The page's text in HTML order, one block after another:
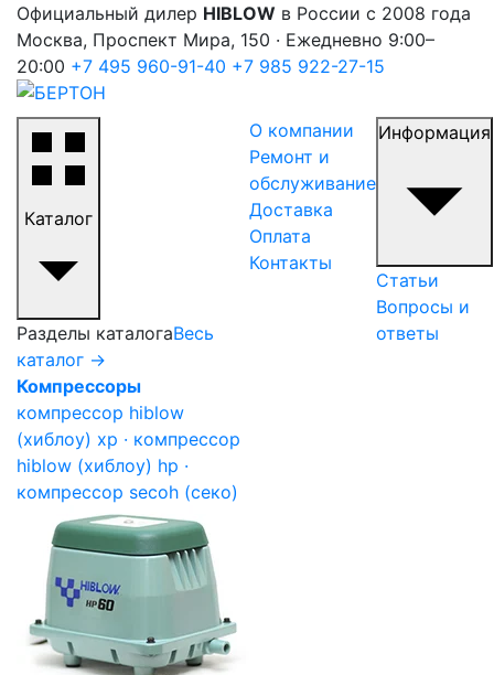
Официальный дилер HIBLOW в России с 2008 года
Москва, Проспект Мира, 150 · Ежедневно 9:00–
20:00 +7 495 960-91-40 +7 985 922-27-15
Каталог
Разделы каталогаВесь
каталог →
Компрессоры
компрессор hiblow
(хиблоу) xp · компрессор
hiblow (хиблоу) hp ·
компрессор secoh (секо)
О компании
Ремонт и
обслуживание
Доставка
Оплата
Контакты
Информация
Статьи
Вопросы и
ответы